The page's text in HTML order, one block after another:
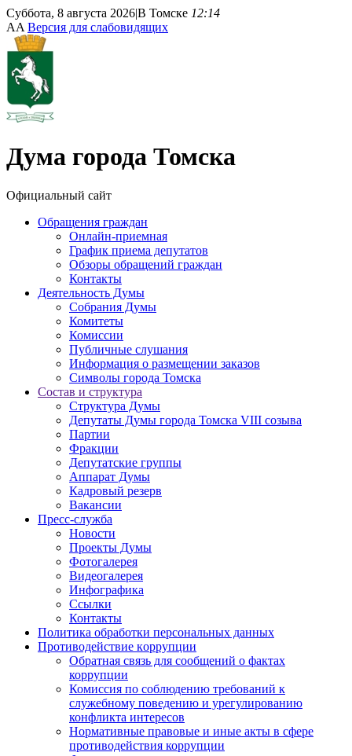
Суббота, 8 августа 2026|В Томске 12:14
AA Версия для слабовидящих
Дума города Томска
Официальный сайт
Обращения граждан
Онлайн-приемная
График приема депутатов
Обзоры обращений граждан
Контакты
Деятельность Думы
Собрания Думы
Комитеты
Комиссии
Публичные слушания
Информация о размещении заказов
Символы города Томска
Состав и структура
Структура Думы
Депутаты Думы города Томска VIII созыва
Партии
Фракции
Депутатские группы
Аппарат Думы
Кадровый резерв
Вакансии
Пресс-служба
Новости
Проекты Думы
Фотогалерея
Видеогалерея
Инфографика
Ссылки
Контакты
Политика обработки персональных данных
Прoтивoдeйствие кoрpупции
Обратная связь для сообщений о фактах
коррупции
Комиссия по соблюдению требований к
служебному поведению и урегулированию
конфликта интересов
Нормативные правовые и иные акты в сфере
противодействия коррупции